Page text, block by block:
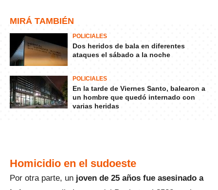
MIRÁ TAMBIÉN
POLICIALES
Dos heridos de bala en diferentes
ataques el sábado a la noche
POLICIALES
En la tarde de Viernes Santo, balearon a
un hombre que quedó internado con
varias heridas
Homicidio en el sudoeste
Por otra parte, un joven de 25 años fue asesinado a